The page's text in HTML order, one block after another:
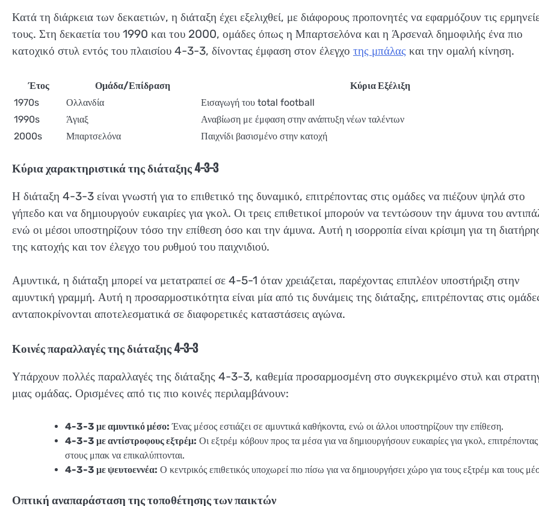
Κατά τη διάρκεια των δεκαετιών, η διάταξη έχει εξελιχθεί, με διάφορους προπονητές να εφαρμόζουν τις
τους. Στη δεκαετία του 1990 και του 2000, ομάδες όπως η Μπαρτσελόνα και η Άρσεναλ δημοφιλής ένα πιο
κατοχικό στυλ εντός του πλαισίου 4-3-3, δίνοντας έμφαση στον έλεγχο της μπάλας και την ομαλή κίνηση.
Έτος Ομάδα/Επίδραση
Κύρια Εξέλιξη
1970s
Ολλανδία
Εισαγωγή του total football
1990s
Άγιαξ
Αναβίωση με έμφαση στην ανάπτυξη νέων ταλέντων
2000s
Μπαρτσελόνα Παιχνίδι βασισμένο στην κατοχή
Κύρια χαρακτηριστικά της διάταξης 4-3-3
Η διάταξη 4-3-3 είναι γνωστή για το επιθετικό της δυναμικό, επιτρέποντας στις ομάδες να πιέζουν ψηλά στο
γήπεδο και να δημιουργούν ευκαιρίες για γκολ. Οι τρεις επιθετικοί μπορούν να τεντώσουν την άμυνα του
ενώ οι μέσοι υποστηρίζουν τόσο την επίθεση όσο και την άμυνα. Αυτή η ισορροπία είναι κρίσιμη για τη
της κατοχής και τον έλεγχο του ρυθμού του παιχνιδιού.
Αμυντικά, η διάταξη μπορεί να μετατραπεί σε 4-5-1 όταν χρειάζεται, παρέχοντας επιπλέον υποστήριξη στην
αμυντική γραμμή. Αυτή η προσαρμοστικότητα είναι μία από τις δυνάμεις της διάταξης, επιτρέποντας στις
ανταποκρίνονται αποτελεσματικά σε διαφορετικές καταστάσεις αγώνα.
Κοινές παραλλαγές της διάταξης 4-3-3
Υπάρχουν πολλές παραλλαγές της διάταξης 4-3-3, καθεμία προσαρμοσμένη στο συγκεκριμένο στυλ και
μιας ομάδας. Ορισμένες από τις πιο κοινές περιλαμβάνουν:
4-3-3 με αμυντικό μέσο: Ένας μέσος εστιάζει σε αμυντικά καθήκοντα, ενώ οι άλλοι υποστηρίζουν την επίθεση.
4-3-3 με αντίστροφους εξτρέμ: Οι εξτρέμ κόβουν προς τα μέσα για να δημιουργήσουν ευκαιρίες για γκολ, επιτρέποντας
στους μπακ να επικαλύπτονται.
4-3-3 με ψευτοεννέα: Ο κεντρικός επιθετικός υποχωρεί πιο πίσω για να δημιουργήσει χώρο για τους εξτρέμ και τους
Οπτική αναπαράσταση της τοποθέτησης των παικτών